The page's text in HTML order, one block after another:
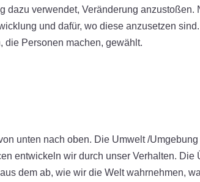
dazu verwendet, Veränderung anzustoßen.
und dafür, wo diese anzusetzen
die Personen machen, gewählt.
unten nach oben. Die Umwelt /
entwickeln wir durch unser Verhalten. Die
dem ab, wie wir die Welt wahrnehmen,